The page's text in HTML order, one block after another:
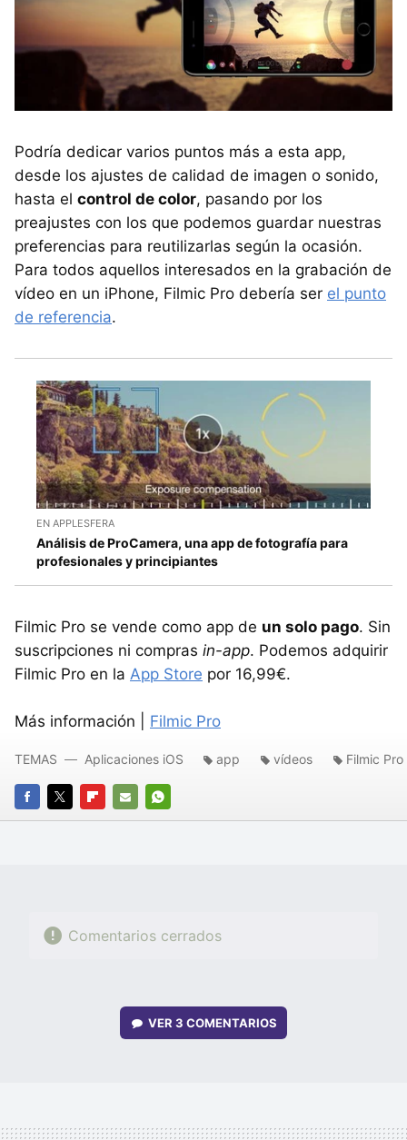
Podría dedicar varios puntos más a esta app,
desde los ajustes de calidad de imagen o sonido,
hasta el control de color, pasando por los
preajustes con los que podemos guardar nuestras
preferencias para reutilizarlas según la ocasión.
Para todos aquellos interesados en la grabación de
vídeo en un iPhone, Filmic Pro debería ser el punto
de referencia.
EN APPLESFERA
Análisis de ProCamera, una app de fotografía para
profesionales y principiantes
Filmic Pro se vende como app de un solo pago. Sin
suscripciones ni compras in-app. Podemos adquirir
Filmic Pro en la App Store por 16,99€.
Más información | Filmic Pro
FACEBOOK
TWITTERFLIPBOARD
E-
WHATSAPP
TEMAS Aplicaciones iOS app vídeos Filmic Pro
Comentarios cerrados
VER 3 COMENTARIOS